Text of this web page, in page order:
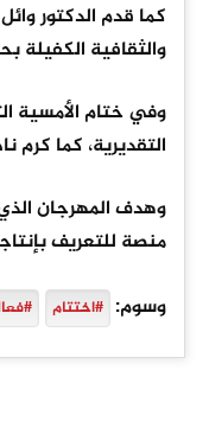
كما قدم الدكتور
والثقافية الكفيلة
وفي ختام الأمسية
التقديرية، كما كرم
وهدف المهرجان الذي
منصة للتعريف
وسوم: #اختتام